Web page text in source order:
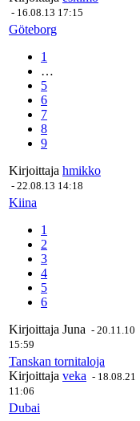
- 16.08.13 17:15
Göteborg
1
…
5
6
7
8
9
Kirjoittaja hmikko
- 22.08.13 14:18
Kiina
1
2
3
4
5
6
Kirjoittaja Juna - 20.11.10
15:59
Tanskan tornitaloja
Kirjoittaja veka - 18.08.21
11:06
Dubai